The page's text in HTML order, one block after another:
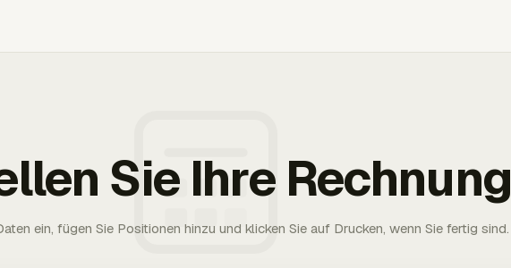
Sie Ihre Rechnung
ein, fügen Sie Positionen hinzu und klicken Sie auf Drucken, wenn Sie fertig sind.